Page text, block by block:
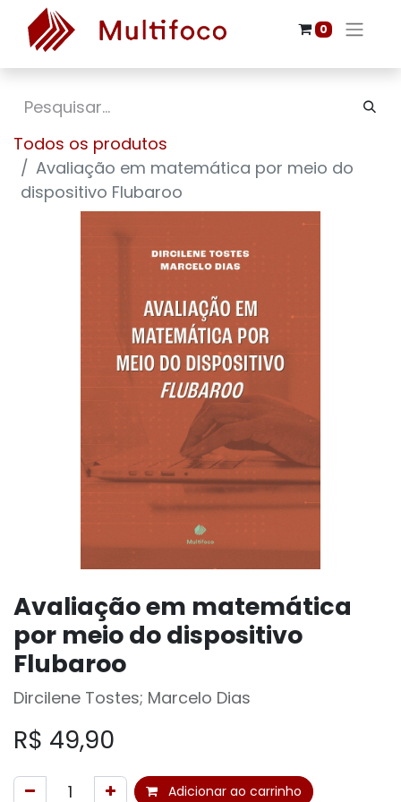
0
Todos os produtos
Avaliação em matemática por meio do
dispositivo Flubaroo
Avaliação em matemática
por meio do dispositivo
Flubaroo
Dircilene Tostes; Marcelo Dias
R$ 49,90
Adicionar ao carrinho